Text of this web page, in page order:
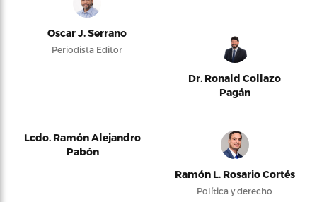
Oscar J. Serrano
Periodista Editor
Dr. Ronald Collazo
Pagán
Lcdo. Ramón Alejandro
Pabón
Ramón L. Rosario Cortés
Política y derecho